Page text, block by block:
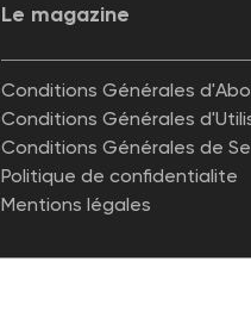
Le magazine
Conditions Générales
Conditions Générales
Conditions Générales de
Politique de confidentialite
Mentions légales